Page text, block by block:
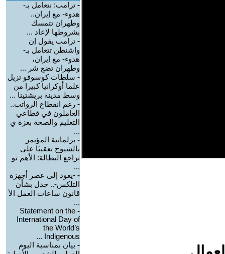
- ترامب: نتعامل بـ-
هدوء- مع إيران..
وطهران تتمسك
بشروطها لإعاد ...
- ترامب يقول إن
واشنطن تتعامل بـ-
هدوء- مع إيران،
وطهران تضع شر ...
- سلطات كوسوفو تزيل
علما أوكرانيا كبيرا من
وسط مدينة بريشتينا ...
- رغم انقطاع الرواتب..
العاملون في قطاعي
التعليم والصحة بغزة ي
...
- برلمانية المؤتمر
بالشيوخ تعقيبًا على
تراجع البطالة: الأهم تو
...
- -يعود إلى عصر أجهزة
التلكس-.. جدل بشأن
قانون ساعات العمل الأ
...
-
Statement on the
International Day of
the World’s
Indigenous ...
- بيان بمناسبة اليوم